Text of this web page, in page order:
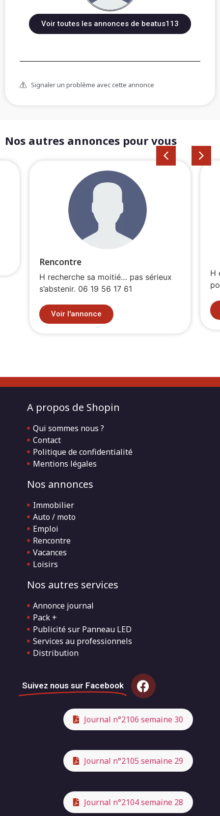
Voir toutes les annonces de beatus113
Signaler un problème avec cette annonce
Nos autres annonces pour vous
Rencontre
H recherche sa moitié… pas sérieux
s’abstenir. 06 19 56 17 61
Voir l'annonce
H
A propos de Shopin
Qui sommes nous ?
Contact
Politique de confidentialité
Mentions légales
Nos annonces
Immobilier
Auto / moto
Emploi
Rencontre
Vacances
Loisirs
Nos autres services
Annonce journal
Pack +
Publicité sur Panneau LED
Services au professionnels
Distribution
Suivez nous sur Facebook
Journal n°2106 semaine 30
Journal n°2105 semaine 29
Journal n°2104 semaine 28